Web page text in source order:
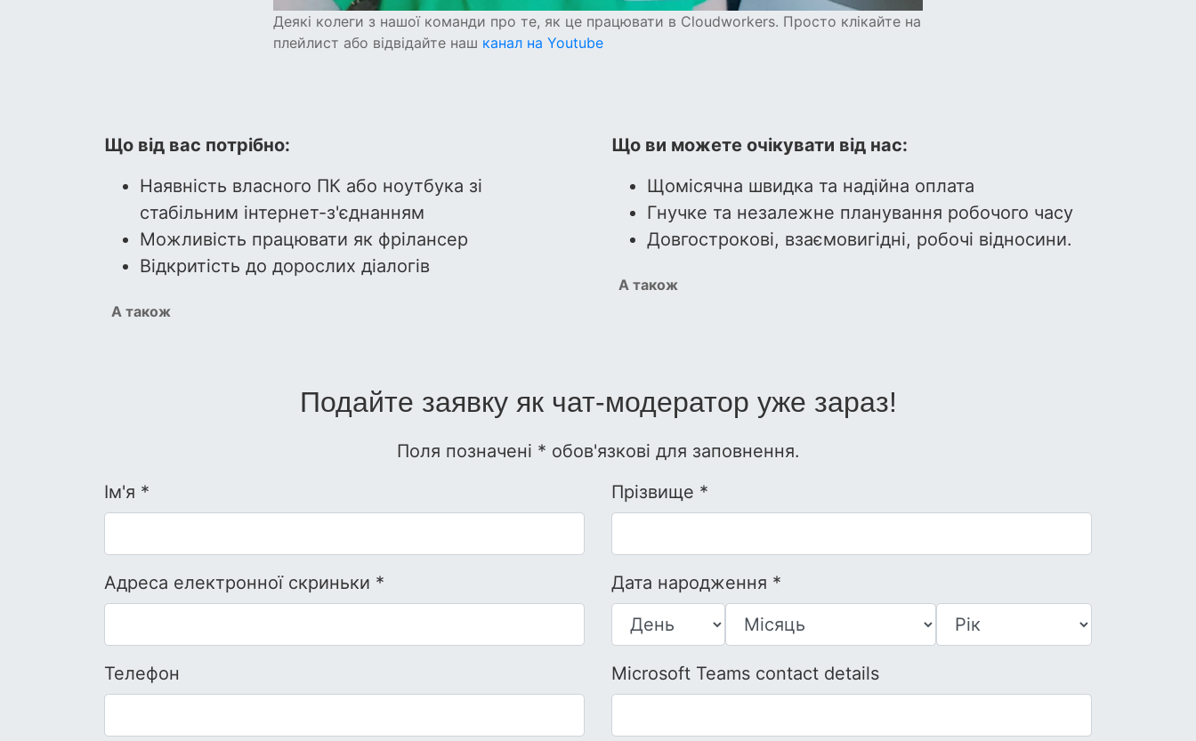
Деякі колеги з нашої команди про те, як це працювати в Cloudworkers. Просто клікайте на
плейлист або відвідайте наш канал на Youtube
Що від вас потрібно:
Наявність власного ПК або ноутбука зі
стабільним інтернет-з'єднанням
Можливість працювати як фрілансер
Відкритість до дорослих діалогів
А також
Що ви можете очікувати від нас:
Щомісячна швидка та надійна оплата
Гнучке та незалежне планування робочого часу
Довгострокові, взаємовигідні, робочі відносини.
А також
Подайте заявку як чат-модератор уже зараз!
Поля позначені * обов'язкові для заповнення.
Ім'я *
Прізвище *
Адреса електронної скриньки * Дата народження *
Телефон Microsoft Teams contact details